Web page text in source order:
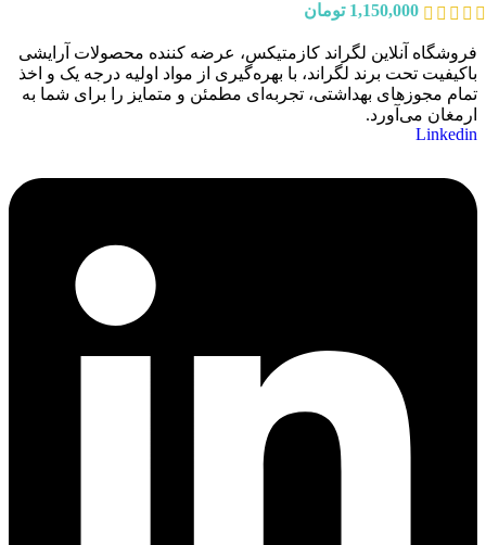
1,150,000 تومان
فروشگاه آنلاین لگراند کازمتیکس، عرضه‌ کننده محصولات آرایشی
باکیفیت تحت برند لگراند، با بهره‌گیری از مواد اولیه درجه یک و اخذ
تمام مجوزهای بهداشتی، تجربه‌ای مطمئن و متمایز را برای شما به
ارمغان می‌آورد.
Linkedin